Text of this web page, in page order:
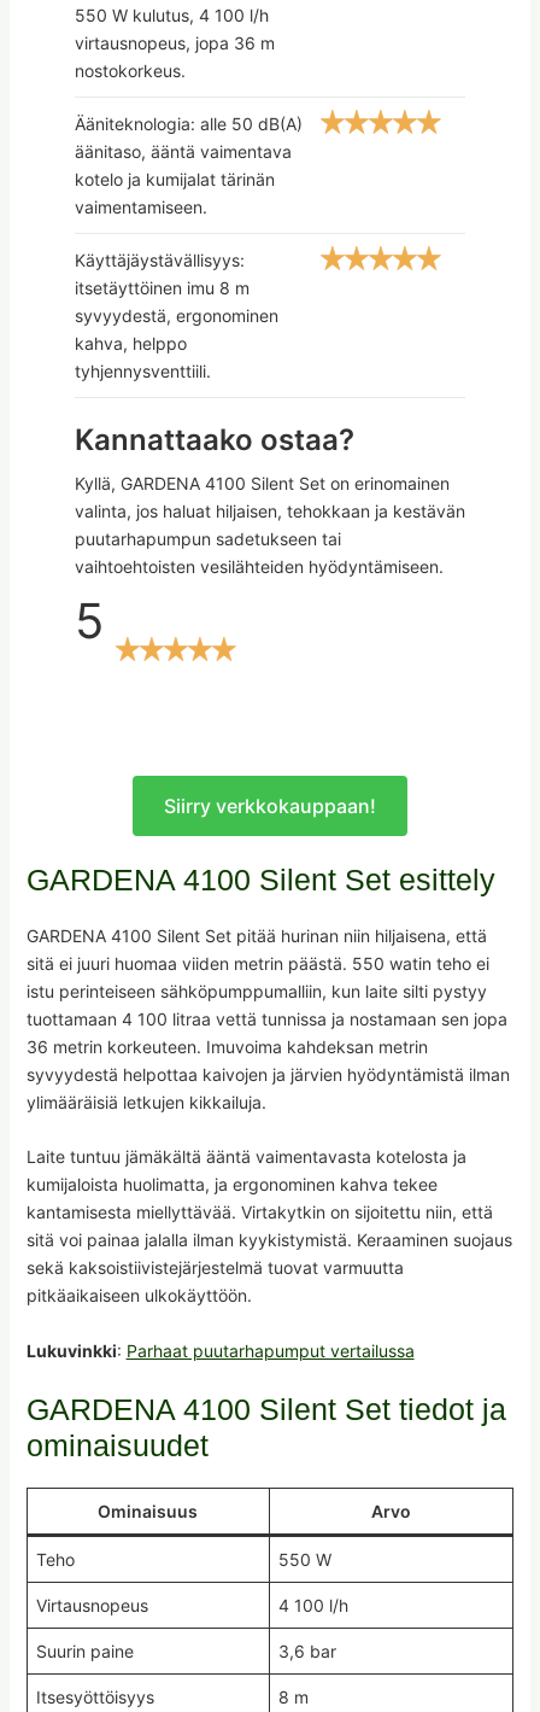
550 W kulutus, 4 100 l/h
virtausnopeus, jopa 36 m
nostokorkeus.
Ääniteknologia: alle 50 dB(A)
äänitaso, ääntä vaimentava
kotelo ja kumijalat tärinän
vaimentamiseen.
Käyttäjäystävällisyys:
itsetäyttöinen imu 8 m
syvyydestä, ergonominen
kahva, helppo
tyhjennysventtiili.
Kannattaako ostaa?
Kyllä, GARDENA 4100 Silent Set on erinomainen
valinta, jos haluat hiljaisen, tehokkaan ja kestävän
puutarhapumpun sadetukseen tai
vaihtoehtoisten vesilähteiden hyödyntämiseen.
5
Siirry verkkokauppaan!
GARDENA 4100 Silent Set esittely
GARDENA 4100 Silent Set pitää hurinan niin hiljaisena, että
sitä ei juuri huomaa viiden metrin päästä. 550 watin teho ei
istu perinteiseen sähköpumppumalliin, kun laite silti pystyy
tuottamaan 4 100 litraa vettä tunnissa ja nostamaan sen jopa
36 metrin korkeuteen. Imuvoima kahdeksan metrin
syvyydestä helpottaa kaivojen ja järvien hyödyntämistä ilman
ylimääräisiä letkujen kikkailuja.
Laite tuntuu jämäkältä ääntä vaimentavasta kotelosta ja
kumijaloista huolimatta, ja ergonominen kahva tekee
kantamisesta miellyttävää. Virtakytkin on sijoitettu niin, että
sitä voi painaa jalalla ilman kyykistymistä. Keraaminen suojaus
sekä kaksoistiivistejärjestelmä tuovat varmuutta
pitkäaikaiseen ulkokäyttöön.
Lukuvinkki: Parhaat puutarhapumput vertailussa
GARDENA 4100 Silent Set tiedot ja
ominaisuudet
Ominaisuus Arvo
Teho 550 W
Virtausnopeus 4 100 l/h
Suurin paine 3,6 bar
Itsesyöttöisyys 8 m